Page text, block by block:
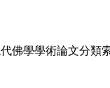
學學術論文分類